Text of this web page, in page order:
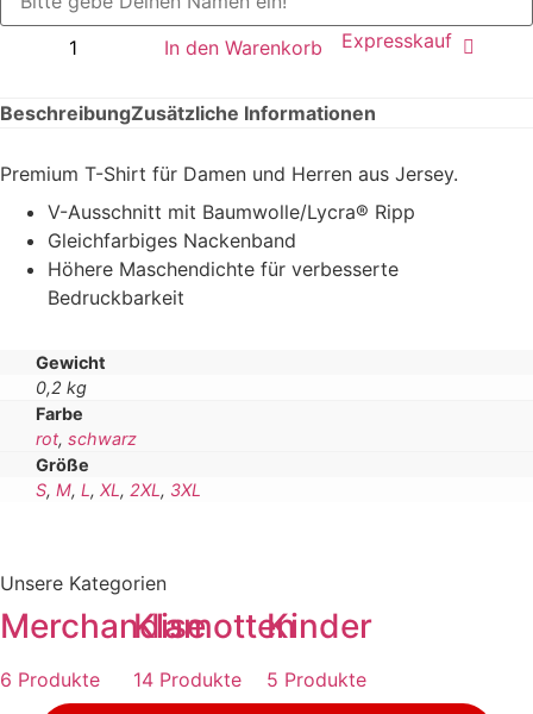
Expresskauf
In den Warenkorb
BeschreibungZusätzliche Informationen
Premium T-Shirt für Damen und Herren aus Jersey.
V-Ausschnitt mit Baumwolle/Lycra® Ripp
Gleichfarbiges Nackenband
Höhere Maschendichte für verbesserte
Bedruckbarkeit
Gewicht
0,2 kg
Farbe
rot, schwarz
Größe
S, M, L , XL , 2XL , 3XL
Unsere Kategorien
Merchandise
6 Produkte
Klamotten
14 Produkte
Kinder
5 Produkte